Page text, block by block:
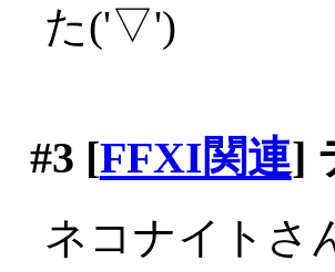
た('▽')
#3 [FFXI関連]
ネコナイトさ